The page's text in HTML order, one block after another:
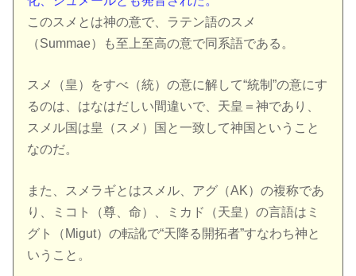
このスメとは神の意で、ラテン語のスメ
（Summae）も至上至高の意で同系語である。
スメ（皇）をすべ（統）の意に解して“統制”の意にす
るのは、はなはだしい間違いで、天皇＝神であり、
スメル国は皇（スメ）国と一致して神国ということ
なのだ。
また、スメラギとはスメル、アグ（AK）の複称であ
り、ミコト（尊、命）、ミカド（天皇）の言語はミ
グト（Migut）の転訛で“天降る開拓者”すなわち神と
いうこと。